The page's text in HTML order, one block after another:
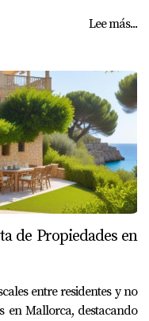
Lee más...
de Propiedades en
entre residentes y no
en Mallorca, destacando